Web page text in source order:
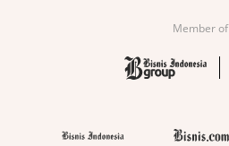
Member of